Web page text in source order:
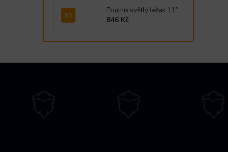
Poutník světlý ležák 11°
846 Kč